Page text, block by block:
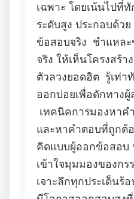
เฉพาะ โดยเน้นไปที่
ระดับสูง ประกอบด้ว
ข้อสอบจริง ชำแหล
จริง ให้เห็นโครงสร้า
ตัวลวงยอดฮิต รู้เท่
ออกบ่อยเพื่อดักทา
เทคนิคการมองหา
และหาคำตอบที่ถูกต้อ
คิดแบบผู้ออกข้อสอบ
เข้าใจมุมมองของก
เจาะลึกทุกประเด็นร้